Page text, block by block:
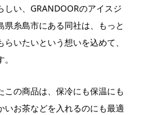
い、GRANDOORのアイスジ
糸島市にある同社は、もっと
いたいという想いを込めて、
の商品は、保冷にも保温にも
お茶などを入れるのにも最適